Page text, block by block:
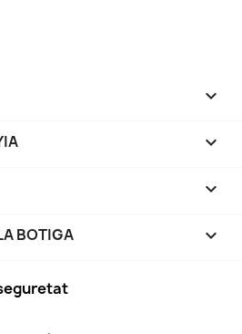



BOTIGA keyboard_arrow_down